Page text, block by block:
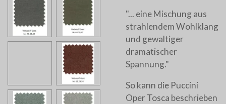
"... eine Mischung aus
strahlendem Wohlklang
und gewaltiger
dramatischer
Spannung."
So kann die Puccini
Oper Tosca beschrieben